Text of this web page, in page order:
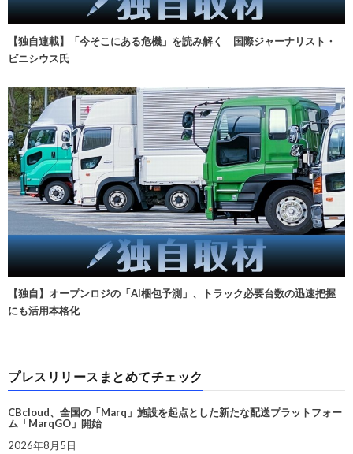
【独自連載】「今そこにある危機」を読み解く 国際ジャーナリスト・
ビニシウス氏
【独自】オープンロジの「AI梱包予測」、トラック必要台数の迅速把握
にも活用本格化
プレスリリースまとめてチェック
CBcloud、全国の「Marq」施設を起点とした新たな配送プラットフォー
ム「MarqGO」開始
2026年8月5日